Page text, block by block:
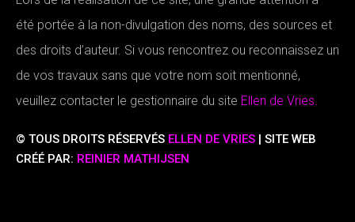
été portée à la non-divulgation des noms, des sources et
des droits d’auteur. Si vous rencontrez ou reconnaissez un
de vos travaux sans que votre nom soit mentionné,
veuillez contacter le gestionnaire du site Ellen de Vries.
© TOUS DROITS RÉSERVÉS ELLEN DE VRIES | SITE WEB
CRÉÉ PAR: REINIER MATHIJSEN